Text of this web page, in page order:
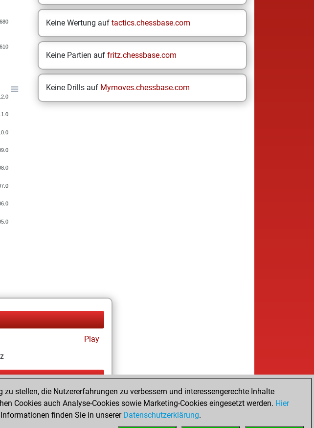
Keine Wertung auf tactics.chessbase.com
Keine Partien auf fritz.chessbase.com
Keine Drills auf Mymoves.chessbase.com
Play
Play
stellen, die Nutzererfahrungen zu verbessern und interessengerechte Inhalte
Cookies auch Analyse-Cookies sowie Marketing-Cookies eingesetzt werden. Hier
finden Sie in unserer Datenschutzerklärung.